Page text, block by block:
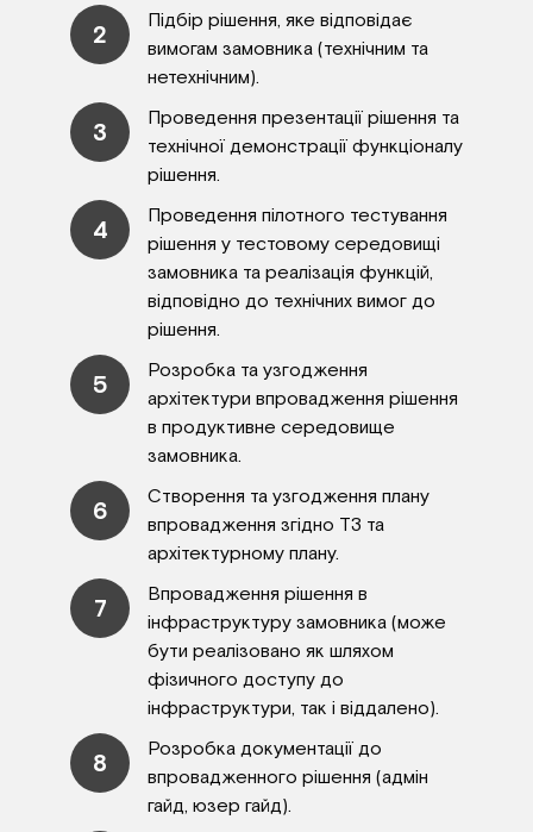
2
Підбір рішення, яке відповідає
вимогам замовника (технічним та
нетехнічним).
3
Проведення презентації рішення та
технічної демонстрації функціоналу
рішення.
4
Проведення пілотного тестування
рішення у тестовому середовищі
замовника та реалізація функцій,
відповідно до технічних вимог до
рішення.
5
Розробка та узгодження
архітектури впровадження рішення
в продуктивне середовище
замовника.
6
Створення та узгодження плану
впровадження згідно ТЗ та
архітектурному плану.
7
Впровадження рішення в
інфраструктуру замовника (може
бути реалізовано як шляхом
фізичного доступу до
інфраструктури, так і віддалено).
8
Розробка документації до
впровадженного рішення (адмін
гайд, юзер гайд).